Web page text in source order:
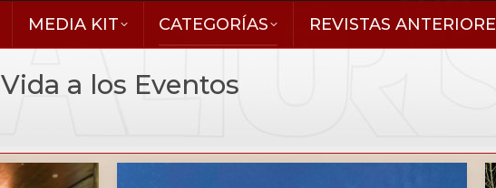
MEDIA KIT CATEGORÍAS REVISTAS
Vida a los Eventos